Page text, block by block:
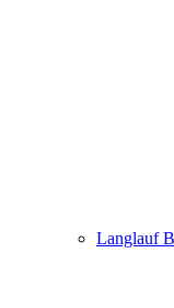
Langlauf